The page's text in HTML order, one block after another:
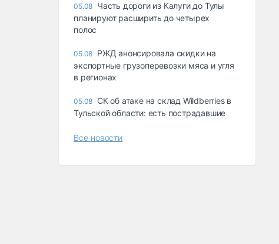
05.08 Часть дороги из Калуги до Тулы
планируют расширить до четырех
полос
05.08 РЖД анонсировала скидки на
экспортные грузоперевозки мяса и угля
в регионах
05.08 СК об атаке на склад Wildberries в
Тульской области: есть пострадавшие
Все новости